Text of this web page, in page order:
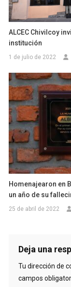
ALCEC Chivilcoy
institución
1 de julio de 2022
Homenajearon en
un año de su
25 de abril de 2022
Deja una
Tu dirección de
campos